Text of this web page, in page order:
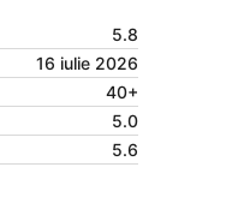
5.8
16 iulie 2026
40+
5.0
5.6